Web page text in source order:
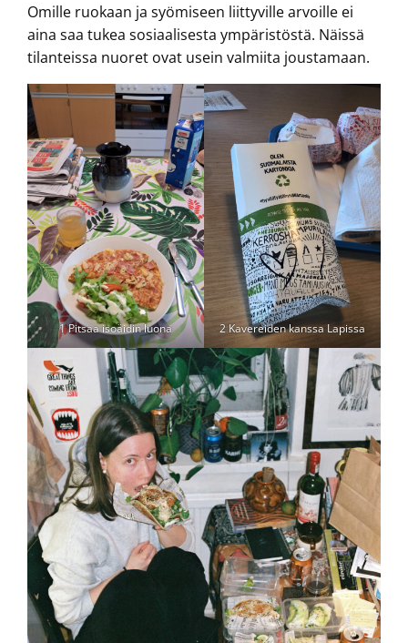
Omille ruokaan ja syömiseen liittyville arvoille ei
aina saa tukea sosiaalisesta ympäristöstä. Näissä
tilanteissa nuoret ovat usein valmiita joustamaan.
1 Pitsaa isoäidin luona 2 Kavereiden kanssa Lapissa